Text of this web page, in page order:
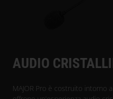
AUDIO
MAJOR Pro è costruito intorno